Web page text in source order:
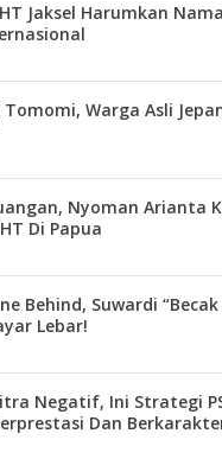
Jaksel Harumkan
Tomomi, Warga Asli
Nyoman Arianta
Di Papua
Behind, Suwardi “Becak
Lebar!
Negatif, Ini Strategi
Dan